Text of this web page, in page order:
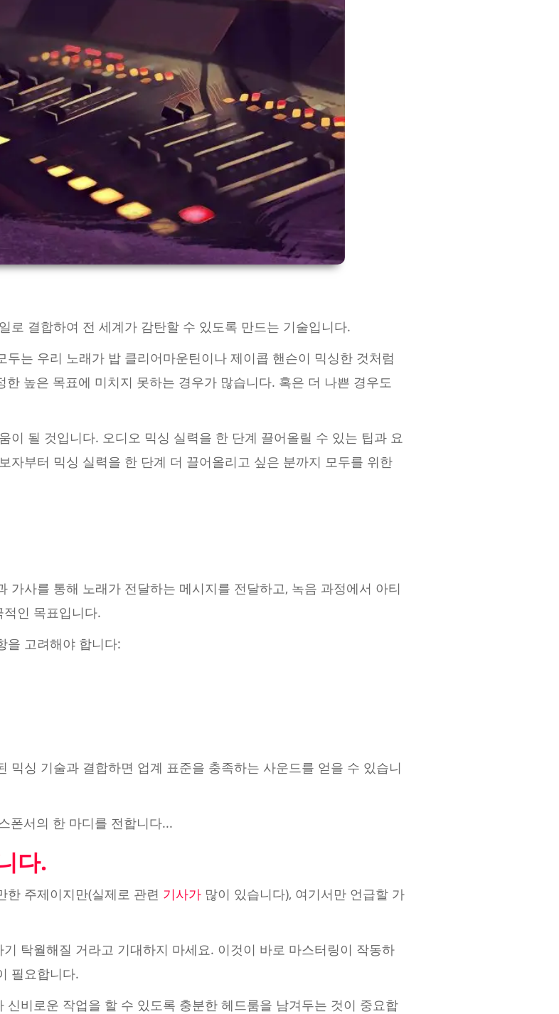
로 결합하여 전 세계가 감탄할 수 있도록 만드는 기술입니다.
는 우리 노래가 밥 클리어마운틴이나 제이콥 핸슨이 믹싱한 것처럼
높은 목표에 미치지 못하는 경우가 많습니다. 혹은 더 나쁜 경우도
이 될 것입니다. 오디오 믹싱 실력을 한 단계 끌어올릴 수 있는 팁과 요
자부터 믹싱 실력을 한 단계 더 끌어올리고 싶은 분까지 모두를 위한
가사를 통해 노래가 전달하는 메시지를 전달하고, 녹음 과정에서 아티
인 목표입니다.
을 고려해야 합니다:
믹싱 기술과 결합하면 업계 표준을 충족하는 사운드를 얻을 수 있습니
폰서의 한 마디를 전합니다...
다.
한 주제이지만(실제로 관련 기사가 많이 있습니다), 여기서만 언급할 가
탁월해질 거라고 기대하지 마세요. 이것이 바로 마스터링이 작동하
필요합니다.
비로운 작업을 할 수 있도록 충분한 헤드룸을 남겨두는 것이 중요합